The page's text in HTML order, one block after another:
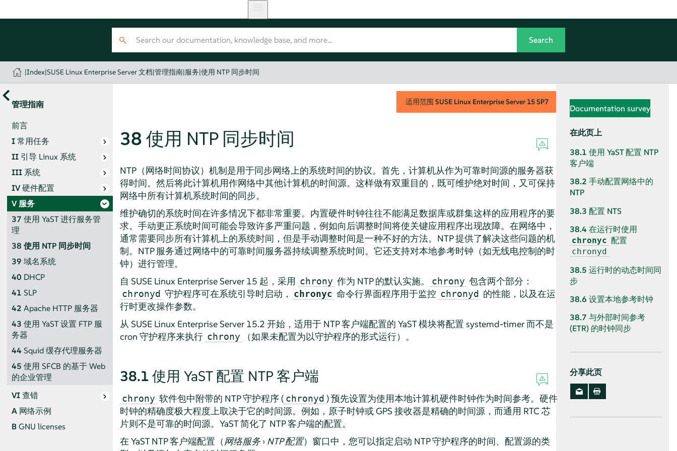
|Index|SUSE Linux Enterprise Server 文档|管理指南|服务|使用 NTP 同步时间
管理指南
前言
I常用任务
II 引导 Linux 系统
III 系统
IV硬件配置
V服务
37 使用 YaST 进行服务管
理
38 使用 NTP 同步时间
39 域名系统
40 DHCP
41 SLP
42 Apache HTTP 服务器
43 使用 YaST 设置 FTP 服
务器
44 Squid 缓存代理服务器
45 使用 SFCB 的基于 Web
的企业管理
VI查错
A 网络示例
BGNU licenses
适用范围 SUSE Linux Enterprise Server 15 SP7
38 使用 NTP 同步时间
NTP（网络时间协议）机制是用于同步网络上的系统时间的协议。首先，计算机从作为可靠时间源的服务器获
得时间。然后将此计算机用作网络中其他计算机的时间源。这样做有双重目的，既可维护绝对时间，又可保持
网络中所有计算机系统时间的同步。
维护确切的系统时间在许多情况下都非常重要。内置硬件时钟往往不能满足数据库或群集这样的应用程序的要
求。手动更正系统时间可能会导致许多严重问题，例如向后调整时间将使关键应用程序出现故障。在网络中，
通常需要同步所有计算机上的系统时间，但是手动调整时间是一种不好的方法。NTP 提供了解决这些问题的机
制。NTP 服务通过网络中的可靠时间服务器持续调整系统时间。它还支持对本地参考时钟（如无线电控制的时
钟）进行管理。
自 SUSE Linux Enterprise Server15 起，采用 chrony 作为 NTP 的默认实施。 chrony 包含两个部分：
chronyd 守护程序可在系统引导时启动， chronyc 命令行界面程序用于监控 chronyd 的性能，以及在运
行时更改操作参数。
从 SUSE Linux Enterprise Server15.2 开始，适用于 NTP 客户端配置的 YaST 模块将配置 systemd-timer 而不是
cron 守护程序来执行 chrony （如果未配置为以守护程序的形式运行）。
38.1 使用 YaST 配置 NTP 客户端
chrony 软件包中附带的 NTP 守护程序 ( chronyd ) 预先设置为使用本地计算机硬件时钟作为时间参考。硬件
时钟的精确度极大程度上取决于它的时间源。例如，原子时钟或 GPS 接收器是精确的时间源，而通用 RTC 芯
片则不是可靠的时间源。YaST 简化了 NTP 客户端的配置。
在 YaST NTP 客户端配置（ 网络服务› NTP 配置）窗口中，您可以指定启动 NTP 守护程序的时间、配置源的类
Documentation survey
在此页上
38.1 使用 YaST 配置 NTP
客户端
38.2 手动配置网络中的
NTP
38.3 配置 NTS
38.4 在运行时使用
chronyc 配置
chronyd
38.5 运行时的动态时间同
步
38.6 设置本地参考时钟
38.7 与外部时间参考
(ETR) 的时钟同步
分享此页